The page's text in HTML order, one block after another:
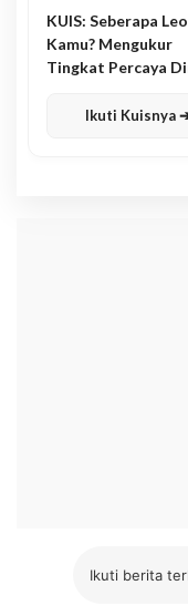
KUIS: Seberapa
Kamu? Mengukur
Tingkat Percaya
Ikuti Kuisnya
Ikuti berita